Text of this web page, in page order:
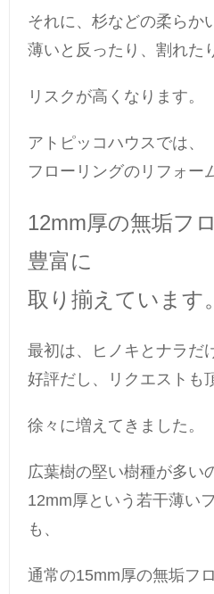
それに、杉などの柔らか
薄いと反ったり、割れた
リスクが高くなります。
アトピッコハウスでは、
フローリングのリフォー
12mm厚の無垢フ
豊富に
取り揃えています。
最初は、ヒノキとナラだ
好評だし、リクエストも
徐々に増えてきました。
広葉樹の堅い樹種が多い
12mm厚という若干薄い
も、
通常の15mm厚の無垢フ